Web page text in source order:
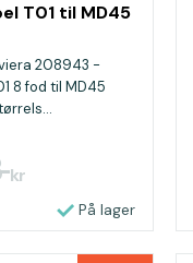
T01 til MD45
208943 -
8 fod til MD45
kr
På lager